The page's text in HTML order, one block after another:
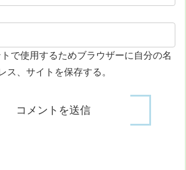
で使用するためブラウザーに自分の名
ス、サイトを保存する。